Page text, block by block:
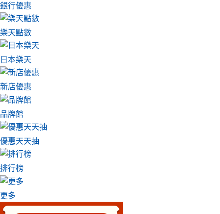
銀行優惠
樂天點數
日本樂天
新店優惠
品牌館
優惠天天抽
排行榜
更多